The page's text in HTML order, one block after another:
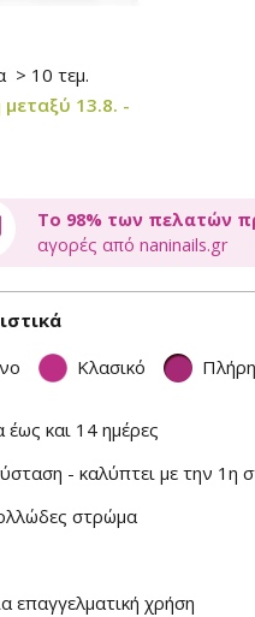
> 10 τεμ.
13.8. -
Το 98% των πελατών
αγορές από naninails.gr
Κλασικό
έως και 14 ημέρες
- καλύπτει με την 1η
στρώμα
επαγγελματική χρήση